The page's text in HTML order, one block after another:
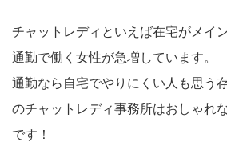
チャットレディといえば在宅がメイ
通勤で働く女性が急増しています。
通勤なら自宅でやりにくい人も思う
のチャットレディ事務所はおしゃれ
です！